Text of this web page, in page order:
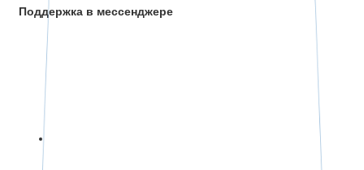
Поддержка в мессенджере